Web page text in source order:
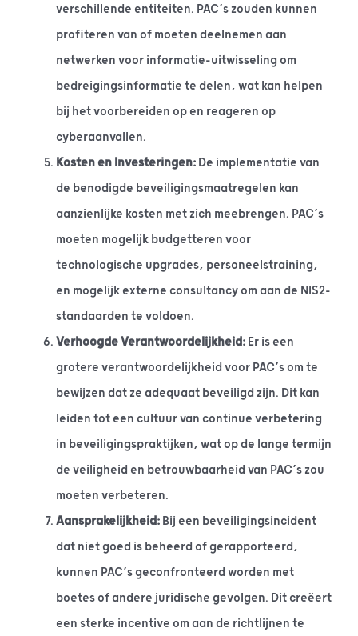
verschillende entiteiten. PAC’s zouden kunnen
profiteren van of moeten deelnemen aan
netwerken voor informatie-uitwisseling om
bedreigingsinformatie te delen, wat kan helpen
bij het voorbereiden op en reageren op
cyberaanvallen.
Kosten en Investeringen: De implementatie van
de benodigde beveiligingsmaatregelen kan
aanzienlijke kosten met zich meebrengen. PAC’s
moeten mogelijk budgetteren voor
technologische upgrades, personeelstraining,
en mogelijk externe consultancy om aan de NIS2-
standaarden te voldoen.
Verhoogde Verantwoordelijkheid: Er is een
grotere verantwoordelijkheid voor PAC’s om te
bewijzen dat ze adequaat beveiligd zijn. Dit kan
leiden tot een cultuur van continue verbetering
in beveiligingspraktijken, wat op de lange termijn
de veiligheid en betrouwbaarheid van PAC’s zou
moeten verbeteren.
Aansprakelijkheid: Bij een beveiligingsincident
dat niet goed is beheerd of gerapporteerd,
kunnen PAC’s geconfronteerd worden met
boetes of andere juridische gevolgen. Dit creëert
een sterke incentive om aan de richtlijnen te